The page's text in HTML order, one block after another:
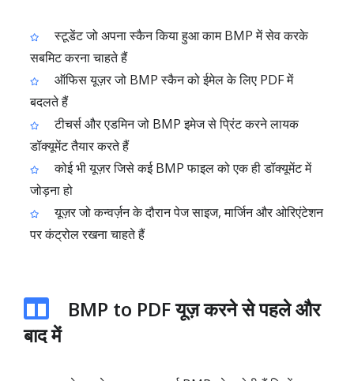
स्टूडेंट जो अपना स्कैन किया हुआ काम BMP में सेव करके
सबमिट करना चाहते हैं
ऑफिस यूज़र जो BMP स्कैन को ईमेल के लिए PDF में
बदलते हैं
टीचर्स और एडमिन जो BMP इमेज से प्रिंट करने लायक
डॉक्यूमेंट तैयार करते हैं
कोई भी यूज़र जिसे कई BMP फाइल को एक ही डॉक्यूमेंट में
जोड़ना हो
यूज़र जो कन्वर्ज़न के दौरान पेज साइज, मार्जिन और ओरिएंटेशन
पर कंट्रोल रखना चाहते हैं
BMP to PDF यूज़ करने से पहले और
बाद में